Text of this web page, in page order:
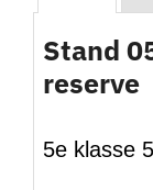
Nieuws
Stand
reserve
5e klasse 5